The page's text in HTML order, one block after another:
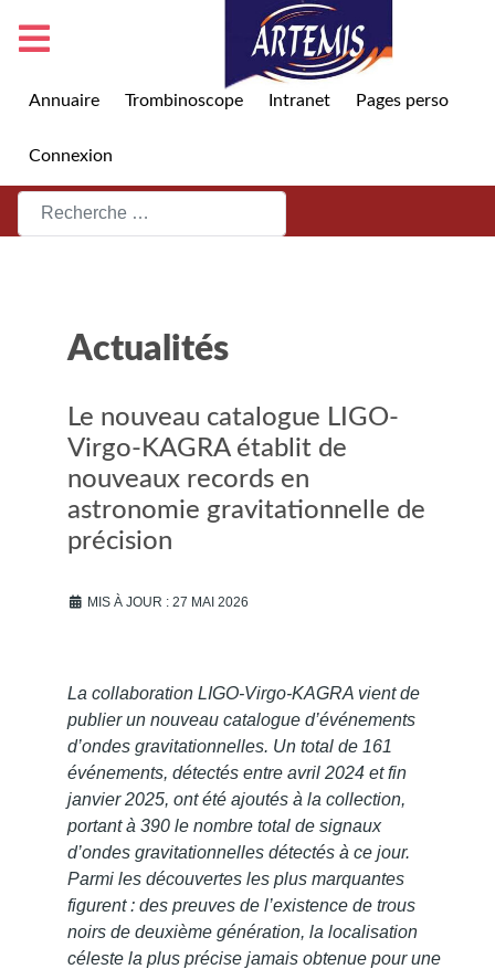
Annuaire Trombinoscope Intranet Pages perso
Connexion
Rechercher
Actualités
Le nouveau catalogue LIGO-
Virgo-KAGRA établit de
nouveaux records en
astronomie gravitationnelle de
précision
MIS À JOUR : 27 MAI 2026
La collaboration LIGO-Virgo-KAGRA vient de
publier un nouveau catalogue d’événements
d’ondes gravitationnelles. Un total de 161
événements, détectés entre avril 2024 et fin
janvier 2025, ont été ajoutés à la collection,
portant à 390 le nombre total de signaux
d’ondes gravitationnelles détectés à ce jour.
Parmi les découvertes les plus marquantes
figurent : des preuves de l’existence de trous
noirs de deuxième génération, la localisation
céleste la plus précise jamais obtenue pour une